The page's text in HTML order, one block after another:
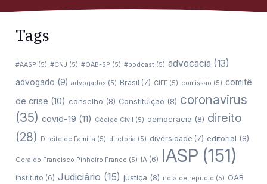
Tags
#AASP (5) #CNJ (5) #OAB-SP (5) #podcast(5) advocacia (13)
advogado (9) advogados (5) Brasil (7) CIEE(5) comissao (5) comitê
de crise (10) conselho (8) Constituição (8) coronavirus
(35) covid-19 (11) Código Civil (5) democracia (8) direito
(28)
Direito de Família (5) diretoria (5) diversidade (7) editorial (8)
Geraldo Francisco Pinheiro Franco (5) IA(6) IASP (151)
instituto (6) Judiciário (15) justiça (8) nota de repudio (5) OAB